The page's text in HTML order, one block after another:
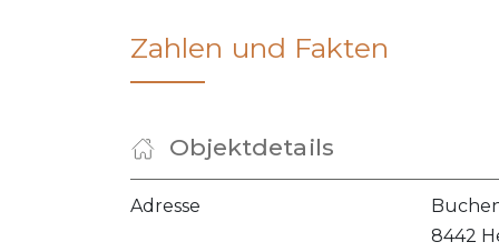
Zahlen und Fakten
Objektdetails
Adresse
8442